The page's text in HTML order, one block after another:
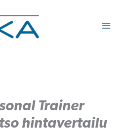
Trainer
hintavertailu